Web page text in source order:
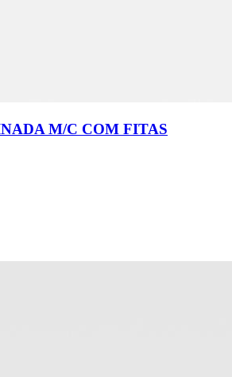
M/C COM FITAS